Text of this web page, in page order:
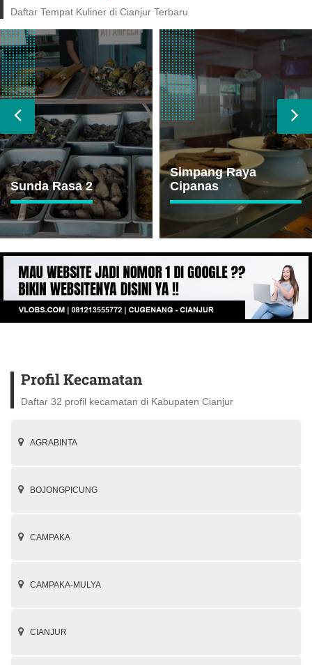
Daftar Tempat Kuliner di Cianjur Terbaru
Simpang Raya
Cipanas
Ikan Bakar Cianjur
Profil Kecamatan
Daftar 32 profil kecamatan di Kabupaten Cianjur
AGRABINTA
BOJONGPICUNG
CAMPAKA
CAMPAKA-MULYA
CIANJUR